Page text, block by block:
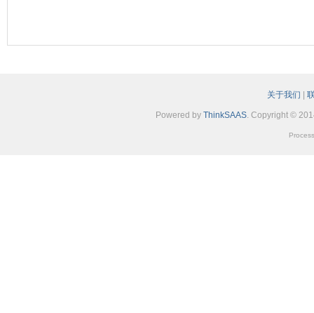
关于我们
Powered by ThinkSAAS. Copyright ©